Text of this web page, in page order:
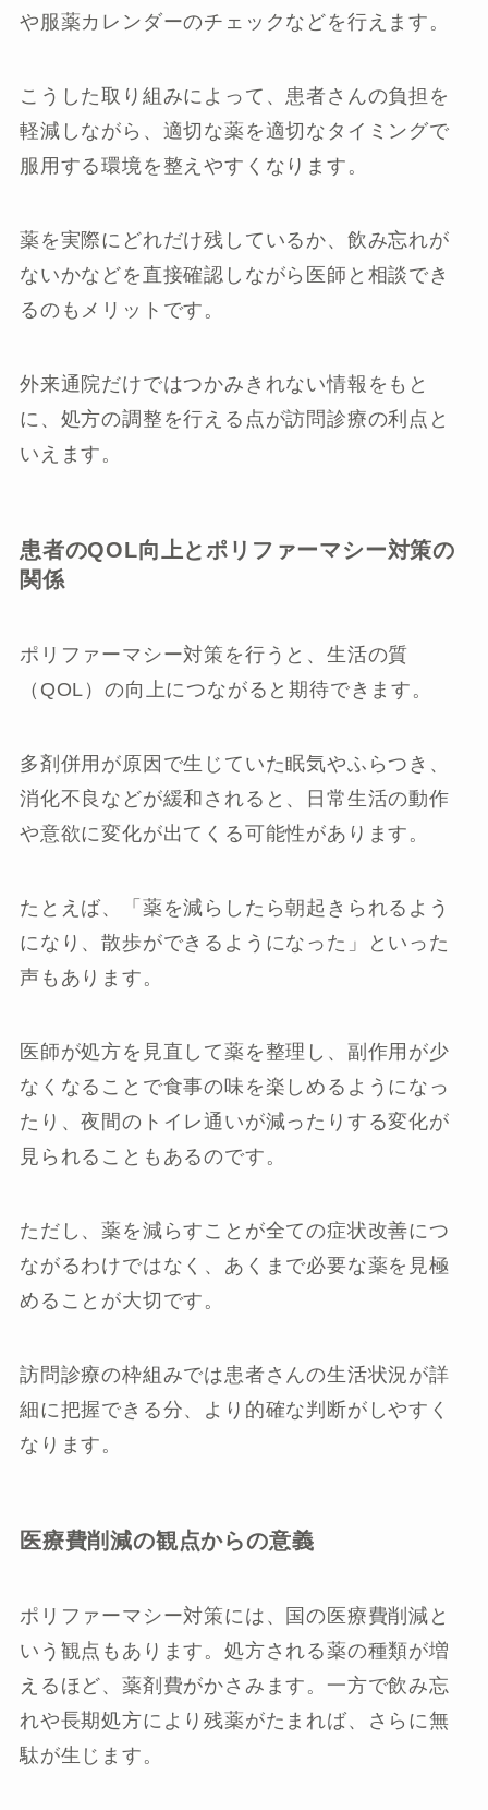
や服薬カレンダーのチェックなどを行えます。
こうした取り組みによって、患者さんの負担を
軽減しながら、適切な薬を適切なタイミングで
服用する環境を整えやすくなります。
薬を実際にどれだけ残しているか、飲み忘れが
ないかなどを直接確認しながら医師と相談でき
るのもメリットです。
外来通院だけではつかみきれない情報をもと
に、処方の調整を行える点が訪問診療の利点と
いえます。
患者のQOL向上とポリファーマシー対策の
関係
ポリファーマシー対策を行うと、生活の質
（QOL）の向上につながると期待できます。
多剤併用が原因で生じていた眠気やふらつき、
消化不良などが緩和されると、日常生活の動作
や意欲に変化が出てくる可能性があります。
たとえば、「薬を減らしたら朝起きられるよう
になり、散歩ができるようになった」といった
声もあります。
医師が処方を見直して薬を整理し、副作用が少
なくなることで食事の味を楽しめるようになっ
たり、夜間のトイレ通いが減ったりする変化が
見られることもあるのです。
ただし、薬を減らすことが全ての症状改善につ
ながるわけではなく、あくまで必要な薬を見極
めることが大切です。
訪問診療の枠組みでは患者さんの生活状況が詳
細に把握できる分、より的確な判断がしやすく
なります。
医療費削減の観点からの意義
ポリファーマシー対策には、国の医療費削減と
いう観点もあります。処方される薬の種類が増
えるほど、薬剤費がかさみます。一方で飲み忘
れや長期処方により残薬がたまれば、さらに無
駄が生じます。